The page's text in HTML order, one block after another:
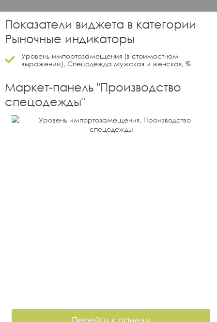
Показатели виджета в категории
Рыночные индикаторы
Уровень импортозамещения (в стоимостном
выражении), Спецодежда мужская и женская, %
Маркет-панель "Производство
спецодежды"